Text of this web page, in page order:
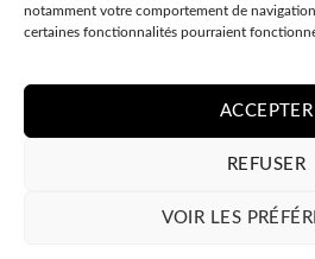
notamment votre comportement de navigation
certaines fonctionnalités pourraient
ACCEPTER
REFUSER
VOIR LES
Contactez-nous